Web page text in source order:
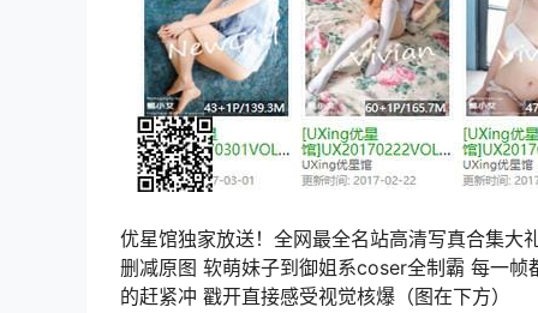
优星馆独家放送！全网最全名站高清写真合集
删减原图 软萌妹子到御姐系coser全制霸 每一
的赶紧冲 戳开直接感受视觉核爆（图在下方）